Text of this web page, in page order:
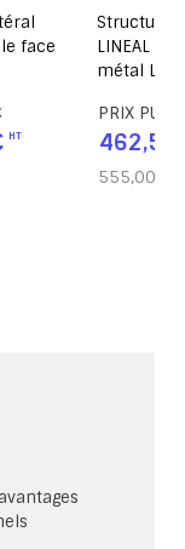
face
Structure
LINEAL
métal
PRIX
462,50
555,00 €